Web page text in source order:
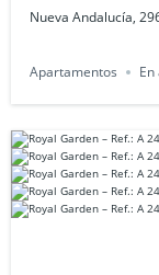
Nueva Andalucía,
Apartamentos